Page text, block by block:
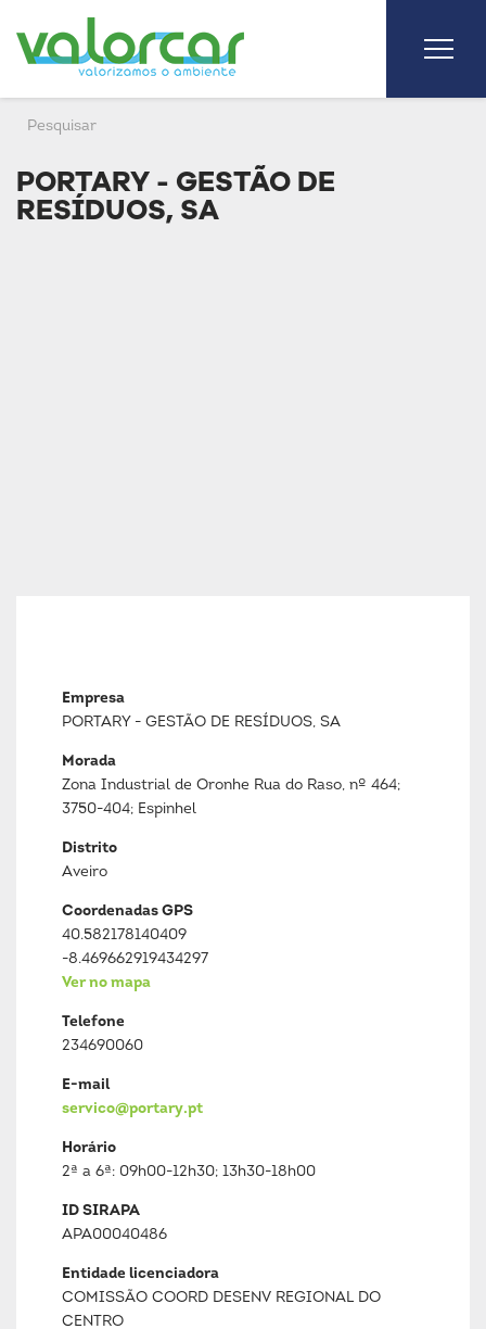
PORTARY - GESTÃO DE
RESÍDUOS, SA
Empresa
PORTARY - GESTÃO DE RESÍDUOS, SA
Morada
Zona Industrial de Oronhe Rua do Raso, nº 464;
3750-404; Espinhel
Distrito
Aveiro
Coordenadas GPS
40.582178140409
-8.469662919434297
Ver no mapa
Telefone
234690060
E-mail
servico@portary.pt
Horário
2ª a 6ª: 09h00-12h30; 13h30-18h00
ID SIRAPA
APA00040486
Entidade licenciadora
COMISSÃO COORD DESENV REGIONAL DO
CENTRO